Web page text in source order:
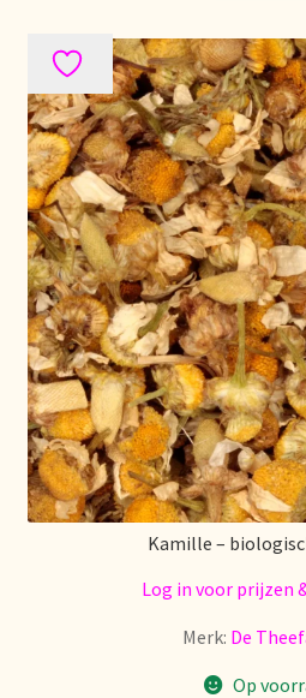
Privacyverklaring
Product range
Questions relatives aux stocks
Retouren en garantie
Retours et garantie
Returns and warranty
Rücksendungen und Garantie
Sécurité alimentaire
Shipping and delivery
Kamille –
Log in voor prijzen
Merk: De
Op